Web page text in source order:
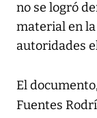
no se logró
material en
autoridades
El
Fuentes